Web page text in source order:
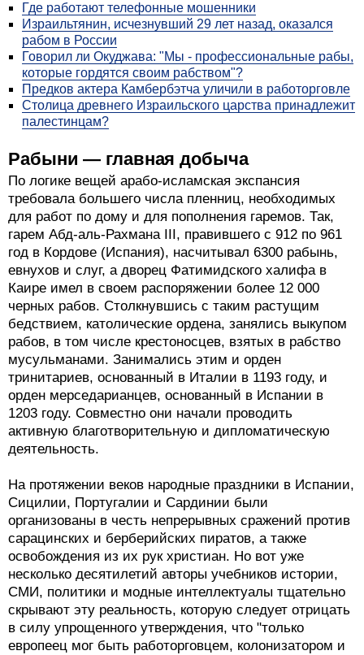
Где работают телефонные мошенники
Израильтянин, исчезнувший 29 лет назад, оказался
рабом в России
Говорил ли Окуджава: "Мы - профессиональные рабы,
которые гордятся своим рабством"?
Предков актера Камбербэтча уличили в работорговле
Столица древнего Израильского царства принадлежит
палестинцам?
Рабыни — главная добыча
По логике вещей арабо-исламская экспансия
требовала большего числа пленниц, необходимых
для работ по дому и для пополнения гаремов. Так,
гарем Абд-аль-Рахмана III, правившего с 912 по 961
год в Кордове (Испания), насчитывал 6300 рабынь,
евнухов и слуг, а дворец Фатимидского халифа в
Каире имел в своем распоряжении более 12 000
черных рабов. Столкнувшись с таким растущим
бедствием, католические ордена, занялись выкупом
рабов, в том числе крестоносцев, взятых в рабство
мусульманами. Занимались этим и орден
тринитариев, основанный в Италии в 1193 году, и
орден мерседарианцев, основанный в Испании в
1203 году. Совместно они начали проводить
активную благотворительную и дипломатическую
деятельность.
На протяжении веков народные праздники в Испании,
Сицилии, Португалии и Сардинии были
организованы в честь непрерывных сражений против
сарацинских и берберийских пиратов, а также
освобождения из их рук христиан. Но вот уже
несколько десятилетий авторы учебников истории,
СМИ, политики и модные интеллектуалы тщательно
скрывают эту реальность, которую следует отрицать
в силу упрощенного утверждения, что "только
европеец мог быть работорговцем, колонизатором и